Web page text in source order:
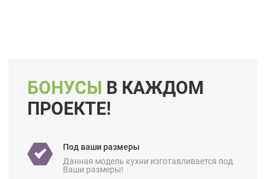
С встроенной техникой
Производство: Итальянские
категория:
Назначение: В частный дом
БОНУСЫ В КАЖДОМ
ПРОЕКТЕ!
Под ваши размеры
Данная модель кухни изготавливается под
Ваши размеры!